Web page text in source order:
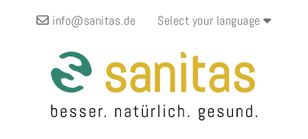
info@sanitas.de Select your language